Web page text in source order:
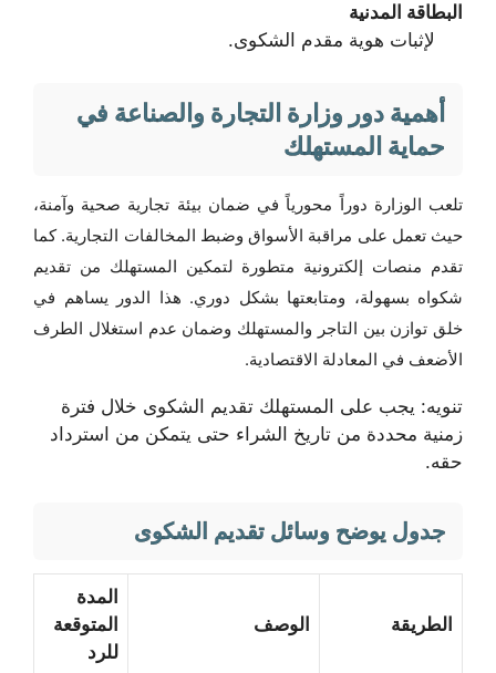
البطاقة المدنية
لإثبات هوية مقدم الشكوى.
أهمية دور وزارة التجارة والصناعة في
حماية المستهلك
تلعب الوزارة دوراً محورياً في ضمان بيئة تجارية صحية وآمنة،
حيث تعمل على مراقبة الأسواق وضبط المخالفات التجارية. كما
تقدم منصات إلكترونية متطورة لتمكين المستهلك من تقديم
شكواه بسهولة، ومتابعتها بشكل دوري. هذا الدور يساهم في
خلق توازن بين التاجر والمستهلك وضمان عدم استغلال الطرف
الأضعف في المعادلة الاقتصادية.
تنويه: يجب على المستهلك تقديم الشكوى خلال فترة
زمنية محددة من تاريخ الشراء حتى يتمكن من استرداد
حقه.
جدول يوضح وسائل تقديم الشكوى
الطريقة الوصف
المدة
المتوقعة
للرد